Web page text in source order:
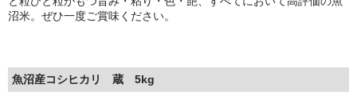
沼米。ぜひ一度ご賞味ください。
魚沼産コシヒカリ 蔵 5kg